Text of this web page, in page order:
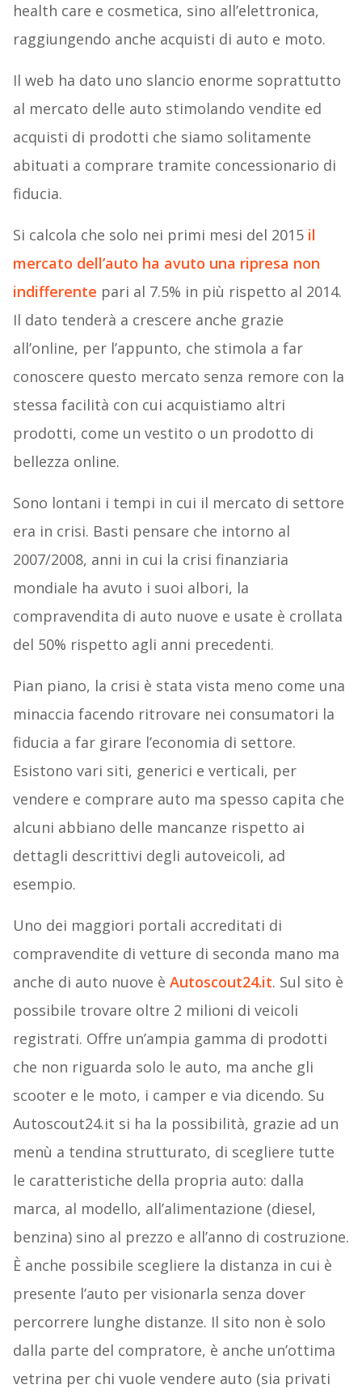
health care e cosmetica, sino all’elettronica,
raggiungendo anche acquisti di auto e moto.
Il web ha dato uno slancio enorme soprattutto
al mercato delle auto stimolando vendite ed
acquisti di prodotti che siamo solitamente
abituati a comprare tramite concessionario di
fiducia.
Si calcola che solo nei primi mesi del 2015 il
mercato dell’auto ha avuto una ripresa non
indifferente pari al 7.5% in più rispetto al 2014.
Il dato tenderà a crescere anche grazie
all’online, per l’appunto, che stimola a far
conoscere questo mercato senza remore con la
stessa facilità con cui acquistiamo altri
prodotti, come un vestito o un prodotto di
bellezza online.
Sono lontani i tempi in cui il mercato di settore
era in crisi. Basti pensare che intorno al
2007/2008, anni in cui la crisi finanziaria
mondiale ha avuto i suoi albori, la
compravendita di auto nuove e usate è crollata
del 50% rispetto agli anni precedenti.
Pian piano, la crisi è stata vista meno come una
minaccia facendo ritrovare nei consumatori la
fiducia a far girare l’economia di settore.
Esistono vari siti, generici e verticali, per
vendere e comprare auto ma spesso capita che
alcuni abbiano delle mancanze rispetto ai
dettagli descrittivi degli autoveicoli, ad
esempio.
Uno dei maggiori portali accreditati di
compravendite di vetture di seconda mano ma
anche di auto nuove è Autoscout24.it. Sul sito è
possibile trovare oltre 2 milioni di veicoli
registrati. Offre un’ampia gamma di prodotti
che non riguarda solo le auto, ma anche gli
scooter e le moto, i camper e via dicendo. Su
Autoscout24.it si ha la possibilità, grazie ad un
menù a tendina strutturato, di scegliere tutte
le caratteristiche della propria auto: dalla
marca, al modello, all’alimentazione (diesel,
benzina) sino al prezzo e all’anno di costruzione.
È anche possibile scegliere la distanza in cui è
presente l’auto per visionarla senza dover
percorrere lunghe distanze. Il sito non è solo
dalla parte del compratore, è anche un’ottima
vetrina per chi vuole vendere auto (sia privati